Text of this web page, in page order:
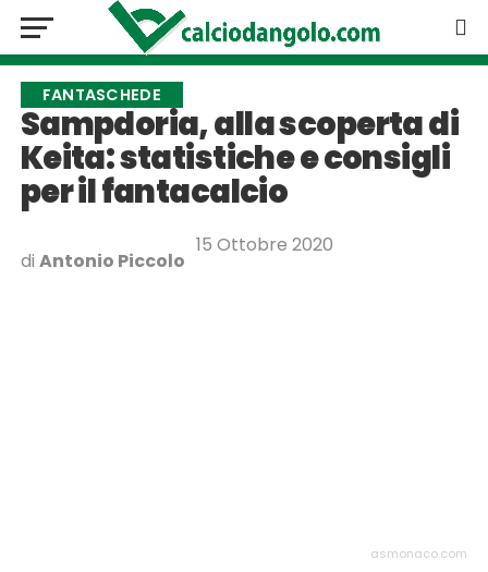
FANTASCHEDE
Sampdoria, alla scoperta di
Keita: statistiche e consigli
per il fantacalcio
di Antonio Piccolo
15 Ottobre 2020
asmonaco.com